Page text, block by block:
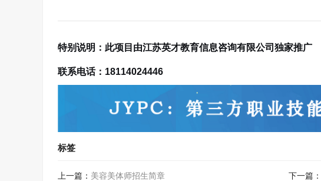
特别说明：此项目由江苏英才教育信息咨询有限公司独家推广
联系电话：18114024446
标签
上一篇： 美容美体师招生简章 下一篇：